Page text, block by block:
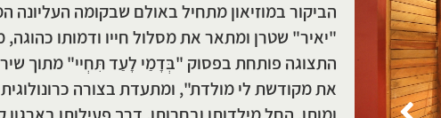
​​​​​​​​​​​​​​​​​​​​​​הביקור במוזיאון מתחיל באולם שבקומה
"יאיר" שטרן ומתאר את מסלול חייו ודמותו כהוגה,
התצוגה פותחת בפסוק "בְּדָמַי לָעַד תִּחְיי" מתוך
את מקודשת לי מולדת", ומתעדת בצורה